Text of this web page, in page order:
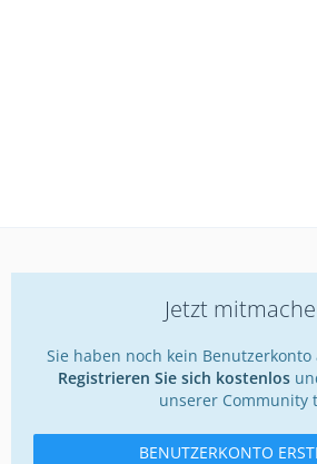
Jetzt
Sie haben noch kein
Registrieren Sie sich kostenlos
unserer Community
BENUTZERKONTO